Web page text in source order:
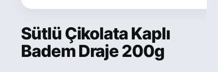
Sütlü Çikolata Kaplı
Badem Draje 200g